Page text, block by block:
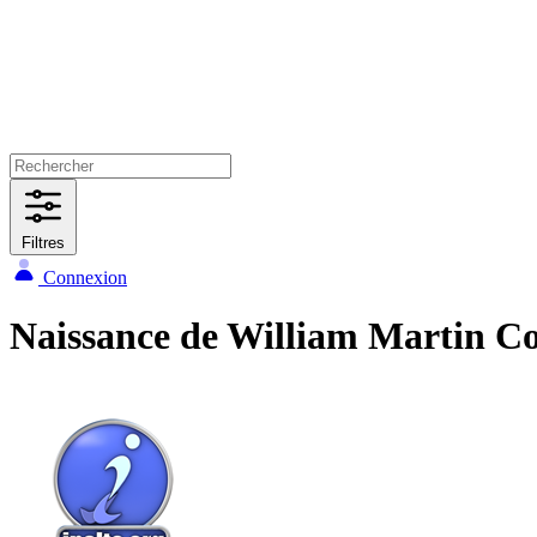
Filtres
Connexion
Naissance de William Martin